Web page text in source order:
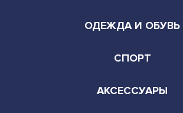
ОДЕЖДА И ОБУВЬ
СПОРТ
АКСЕССУАРЫ